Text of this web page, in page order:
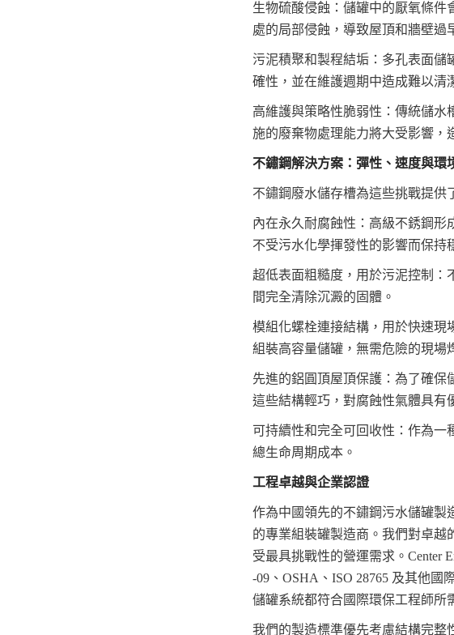
生物硫酸侵蝕：儲罐中的厭氧條件
處的局部侵蝕，導致屋頂和牆壁過
污泥積聚和製程結垢：多孔表面
確性，並在維護週期中造成難以清
高維護與策略性脆弱性：傳統儲水
施的廢棄物處理能力將大受影響，
不鏽鋼解決方案：彈性、速度與環
不鏽鋼廢水儲存槽為這些挑戰提供
內在永久耐腐蝕性：高級不銹鋼
不受污水化學揮發性的影響而保持
超低表面粗糙度，用於污泥控制：
間完全清除沉澱的固體。
模組化螺栓連接結構，用於快速現
組裝高容量儲罐，無需危險的現場
先進的鋁圓頂屋頂保護：為了確保
這些結構輕巧，對腐蝕性氣體具有
可持續性和完全可回收性：作為一
總生命周期成本。
工程卓越與企業認證
作為中國領先的不鏽鋼污水儲罐製
的專業組裝罐製造商。我們對卓越
受最具挑戰性的營運需求。Center
-09、OSHA、ISO 28765 及其他
儲罐系統都符合國際環保工程師所
我們的製造標準優先考慮結構完整